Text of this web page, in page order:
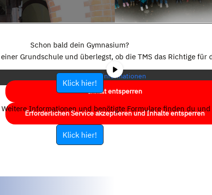
eigentlichen Inhalt zuzugreifen, klicken Sie auf die Schaltfläche
Bitte beachten Sie, dass dabei Daten an Drittanbieter
werden.
Mehr Informationen
Inhalt entsperren
Erforderlichen Service akzeptieren und Inhalte entsperren
Schon bald dein Gymnasium?
Grundschule und überlegst, ob die TMS das Richtige für
Klick hier!
Informationen und benötigte Formulare finden du
Klick hier!